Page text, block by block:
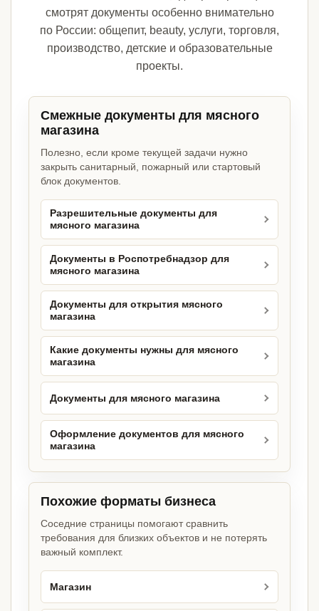
смотрят документы особенно внимательно
по России: общепит, beauty, услуги, торговля,
производство, детские и образовательные
проекты.
Смежные документы для мясного
магазина
Полезно, если кроме текущей задачи нужно
закрыть санитарный, пожарный или стартовый
блок документов.
Разрешительные документы для
мясного магазина
Документы в Роспотребнадзор для
мясного магазина
Документы для открытия мясного
магазина
Какие документы нужны для мясного
магазина
Документы для мясного магазина
Оформление документов для мясного
магазина
Похожие форматы бизнеса
Соседние страницы помогают сравнить
требования для близких объектов и не потерять
важный комплект.
Магазин